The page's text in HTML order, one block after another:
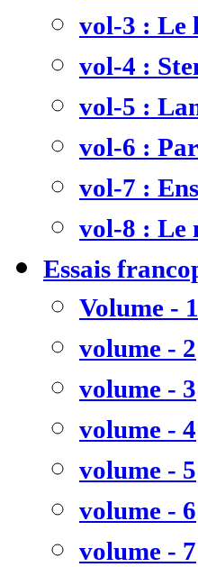
vol-3 : Le
vol-4 :
vol-5 :
vol-6 :
vol-7 :
vol-8 : Le
Essais
Volume - 1
volume - 2
volume - 3
volume - 4
volume - 5
volume - 6
volume - 7